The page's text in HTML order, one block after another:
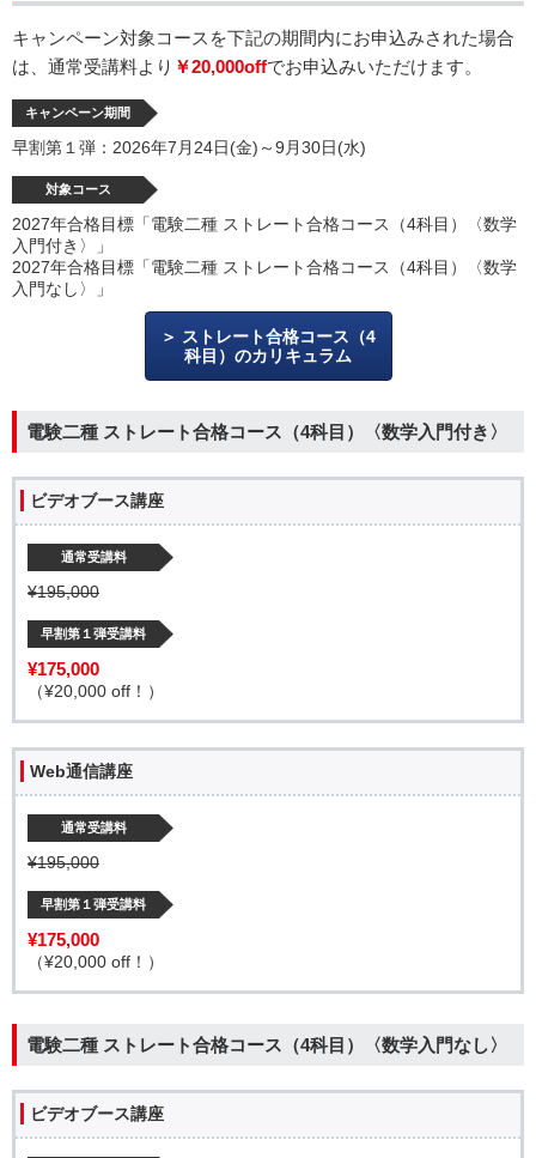
キャンペーン対象コースを下記の期間内にお申込みされた場合
は、通常受講料より ￥20,000offでお申込みいただけます。
キャンペーン期間
早割第１弾：2026年7月24日(金)～9月30日(水)
対象コース
2027年合格目標「電験二種 ストレート合格コース（4科目）〈数学
入門付き〉」
2027年合格目標「電験二種 ストレート合格コース（4科目）〈数学
入門なし〉」
ストレート合格コース（4
科目）のカリキュラム
電験二種 ストレート合格コース（4科目）〈数学入門付き〉
ビデオブース講座
通常受講料
¥195,000
早割第１弾受講料
¥175,000
（¥20,000 off！）
Web通信講座
通常受講料
¥195,000
早割第１弾受講料
¥175,000
（¥20,000 off！）
電験二種 ストレート合格コース（4科目）〈数学入門なし〉
ビデオブース講座